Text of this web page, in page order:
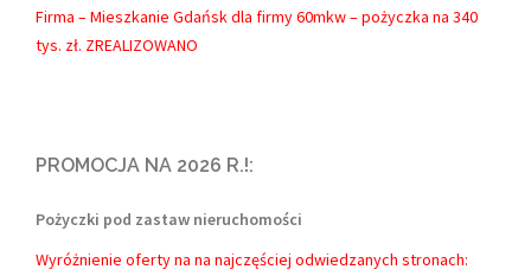
Firma – Mieszkanie Gdańsk dla firmy 60mkw – pożyczka na 340
tys. zł. ZREALIZOWANO
PROMOCJA NA 2026 R.!:
Pożyczki pod zastaw nieruchomości
Wyróżnienie oferty na na najczęściej odwiedzanych stronach: